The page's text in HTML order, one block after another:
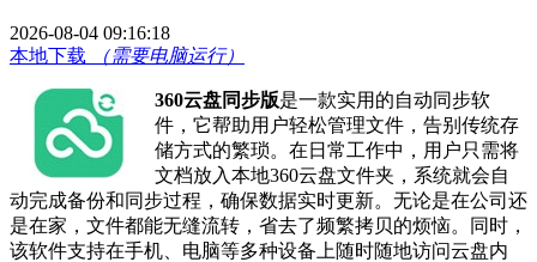
2026-08-04 09:16:18
本地下载
（需要电脑运行）
360云盘同步版是一款实用的自动同步软
件，它帮助用户轻松管理文件，告别传统存
储方式的繁琐。在日常工作中，用户只需将
文档放入本地360云盘文件夹，系统就会自
动完成备份和同步过程，确保数据实时更新。无论是在公司还
是在家，文件都能无缝流转，省去了频繁拷贝的烦恼。同时，
该软件支持在手机、电脑等多种设备上随时随地访问云盘内